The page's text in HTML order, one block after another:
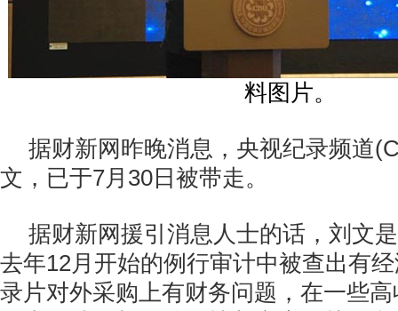
料图片。
据财新网昨晚消息，央视纪录频道
文，已于7月30日被带走。
据财新网援引消息人士的话，刘文
去年12月开始的例行审计中被查出有
录片对外采购上有财务问题，在一些